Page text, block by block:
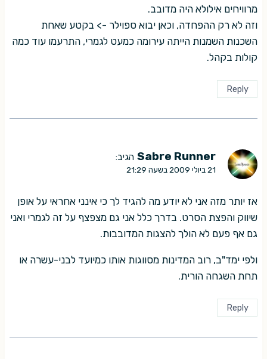
מרוויחים אילולא היה מדובב.
וזה לא רק ההפחדה, וכאן יבוא ספוילר -> בקטע שאחת
השכנות השמנות הייתה עירומה כמעט לגמרי, התרעמו עוד כמה
קולות בקהל.
Reply
Sabre Runner הגיב:
21 ביולי 2009 בשעה 21:29
אז יותר מזה אני לא יודע מה להגיד לך כי אינני אחראי על אופן
שיווק והפצת הסרט. בדרך כלל אני גם מצפצף על זה לגמרי ואני
גם אף פעם לא הולך להצגות המדובבות.
ולפי ימד"ב, רוב המדינות מסווגות אותו כמיועד לבני-עשרה או
תחת השגחה הורית.
Reply